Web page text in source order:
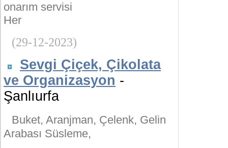
onarım servisi
Her
(29-12-2023)
Sevgi Çiçek, Çikolata
ve Organizasyon -
Şanlıurfa
Buket, Aranjman, Çelenk, Gelin
Arabası Süsleme,